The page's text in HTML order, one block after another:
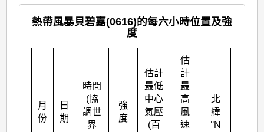
熱帶風暴貝碧嘉(0616)的每六小時位置及強
度
月
份
日
期
時間
(協
調世
界
強
度
估計
最低
中心
氣壓
(百
估
計
最
高
風
速
北
緯
°N